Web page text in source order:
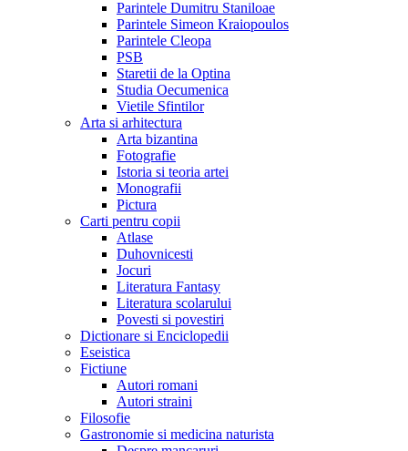
Parintele Dumitru Staniloae
Parintele Simeon Kraiopoulos
Parintele Cleopa
PSB
Staretii de la Optina
Studia Oecumenica
Vietile Sfintilor
Arta si arhitectura
Arta bizantina
Fotografie
Istoria si teoria artei
Monografii
Pictura
Carti pentru copii
Atlase
Duhovnicesti
Jocuri
Literatura Fantasy
Literatura scolarului
Povesti si povestiri
Dictionare si Enciclopedii
Eseistica
Fictiune
Autori romani
Autori straini
Filosofie
Gastronomie si medicina naturista